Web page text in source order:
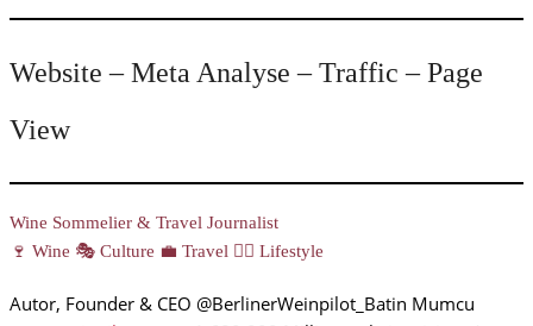
Website – Meta Analyse – Traffic – Page
View
Wine Sommelier & Travel Journalist
🍷 Wine 🎭 Culture 💼 Travel 🏄‍♂️ Lifestyle
Autor, Founder & CEO @BerlinerWeinpilot_Batin Mumcu